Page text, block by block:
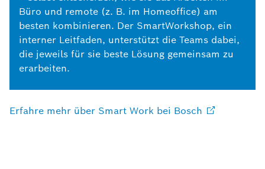
Büro und remote (z. B. im Homeoffice) am
besten kombinieren. Der SmartWorkshop, ein
interner Leitfaden, unterstützt die Teams dabei,
die jeweils für sie beste Lösung gemeinsam zu
erarbeiten.
Erfahre mehr über Smart Work bei Bosch